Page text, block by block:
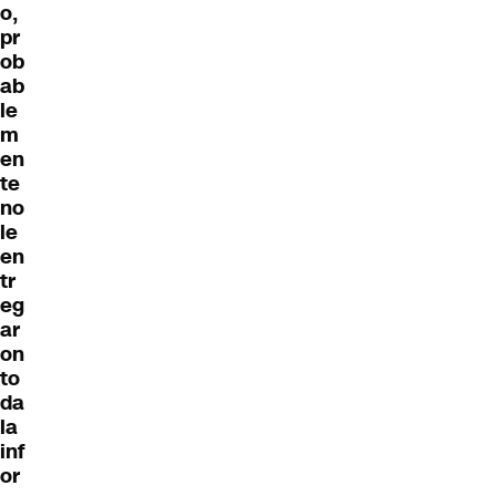
o,
pr
ob
ab
le
m
en
te
no
le
en
tr
eg
ar
on
to
da
la
inf
or